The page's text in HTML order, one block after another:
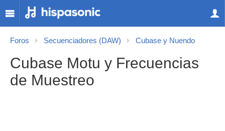
Foros Secuenciadores (DAW) Cubase y Nuendo
Cubase Motu y Frecuencias
de Muestreo